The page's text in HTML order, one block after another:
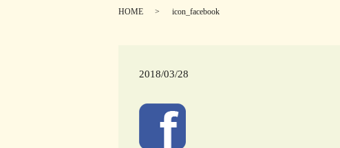
HOME icon_facebook
2018/03/28